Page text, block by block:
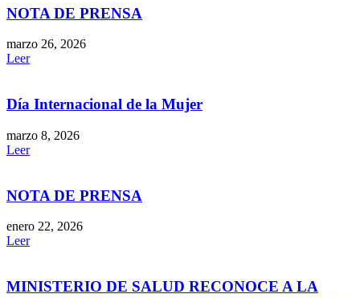
NOTA DE PRENSA
marzo 26, 2026
Leer
Día Internacional de la Mujer
marzo 8, 2026
Leer
NOTA DE PRENSA
enero 22, 2026
Leer
MINISTERIO DE SALUD RECONOCE A LA